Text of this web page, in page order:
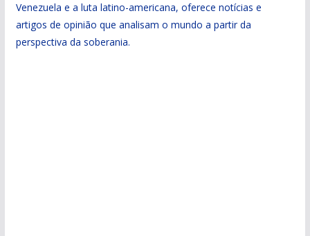
Venezuela e a luta latino-americana, oferece notícias e
artigos de opinião que analisam o mundo a partir da
perspectiva da soberania.